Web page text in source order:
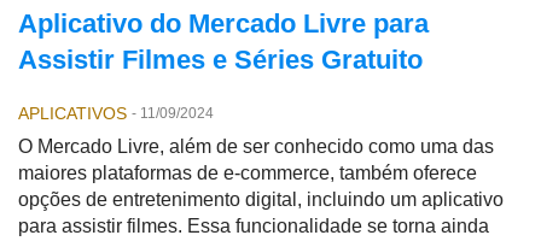
Aplicativo do Mercado Livre para
Assistir Filmes e Séries Gratuito
APLICATIVOS - 11/09/2024
O Mercado Livre, além de ser conhecido como uma das
maiores plataformas de e-commerce, também oferece
opções de entretenimento digital, incluindo um aplicativo
para assistir filmes. Essa funcionalidade se torna ainda